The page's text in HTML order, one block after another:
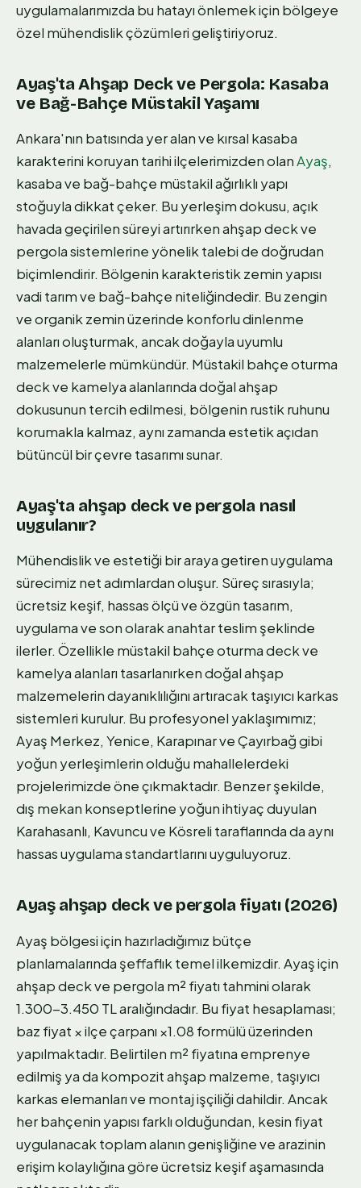
uygulamalarımızda bu hatayı önlemek için bölgeye
özel mühendislik çözümleri geliştiriyoruz.
Ayaş'ta Ahşap Deck ve Pergola: Kasaba
ve Bağ-Bahçe Müstakil Yaşamı
Ankara'nın batısında yer alan ve kırsal kasaba
karakterini koruyan tarihi ilçelerimizden olanAyaş,
kasaba ve bağ-bahçe müstakil ağırlıklı yapı
stoğuyla dikkat çeker. Bu yerleşim dokusu, açık
havada geçirilen süreyi artırırken ahşap deck ve
pergola sistemlerine yönelik talebi de doğrudan
biçimlendirir. Bölgenin karakteristik zemin yapısı
vadi tarım ve bağ-bahçe niteliğindedir. Bu zengin
ve organik zemin üzerinde konforlu dinlenme
alanları oluşturmak, ancak doğayla uyumlu
malzemelerle mümkündür. Müstakil bahçe oturma
deck ve kamelya alanlarında doğal ahşap
dokusunun tercih edilmesi, bölgenin rustik ruhunu
korumakla kalmaz, aynı zamanda estetik açıdan
bütüncül bir çevre tasarımı sunar.
Ayaş'ta ahşap deck ve pergola nasıl
uygulanır?
Mühendislik ve estetiği bir araya getiren uygulama
sürecimiz net adımlardan oluşur. Süreç sırasıyla;
ücretsiz keşif, hassas ölçü ve özgün tasarım,
uygulama ve son olarak anahtar teslim şeklinde
ilerler. Özellikle müstakil bahçe oturma deck ve
kamelya alanları tasarlanırken doğal ahşap
malzemelerin dayanıklılığını artıracak taşıyıcı karkas
sistemleri kurulur. Bu profesyonel yaklaşımımız;
Ayaş Merkez, Yenice, Karapınar ve Çayırbağ gibi
yoğun yerleşimlerin olduğu mahallelerdeki
projelerimizde öne çıkmaktadır. Benzer şekilde,
dış mekan konseptlerine yoğun ihtiyaç duyulan
Karahasanlı, Kavuncu ve Kösreli taraflarında da aynı
hassas uygulama standartlarını uyguluyoruz.
Ayaş ahşap deck ve pergola fiyatı (2026)
Ayaş bölgesi için hazırladığımız bütçe
planlamalarında şeffaflık temel ilkemizdir. Ayaş için
ahşap deck ve pergola m² fiyatı tahmini olarak
1.300-3.450 TL aralığındadır. Bu fiyat hesaplaması;
baz fiyat × ilçe çarpanı ×1.08 formülü üzerinden
yapılmaktadır. Belirtilen m² fiyatına emprenye
edilmiş ya da kompozit ahşap malzeme, taşıyıcı
karkas elemanları ve montaj işçiliği dahildir. Ancak
her bahçenin yapısı farklı olduğundan, kesin fiyat
uygulanacak toplam alanın genişliğine ve arazinin
erişim kolaylığına göre ücretsiz keşif aşamasında